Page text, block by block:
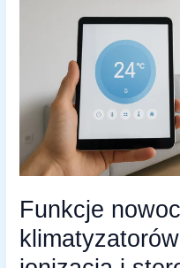
Funkcje
PRZEZ